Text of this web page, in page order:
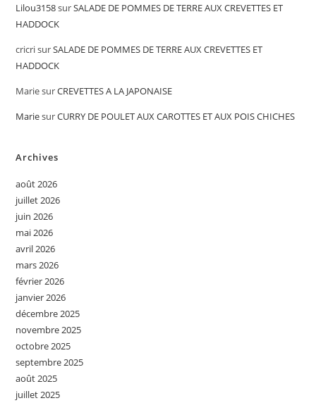
Lilou3158surSALADE DE POMMES DE TERRE AUX CREVETTES ET
HADDOCK
cricrisurSALADE DE POMMES DE TERRE AUX CREVETTES ET
HADDOCK
MariesurCREVETTES A LA JAPONAISE
MariesurCURRY DE POULET AUX CAROTTES ET AUX POIS CHICHES
Archives
août 2026
juillet 2026
juin 2026
mai 2026
avril 2026
mars 2026
février 2026
janvier 2026
décembre 2025
novembre 2025
octobre 2025
septembre 2025
août 2025
juillet 2025